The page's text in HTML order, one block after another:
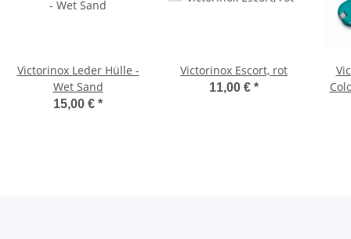
Victorinox Leder Hülle -
Wet Sand
15,00 € *
Victorinox Escort, rot
11,00 € *